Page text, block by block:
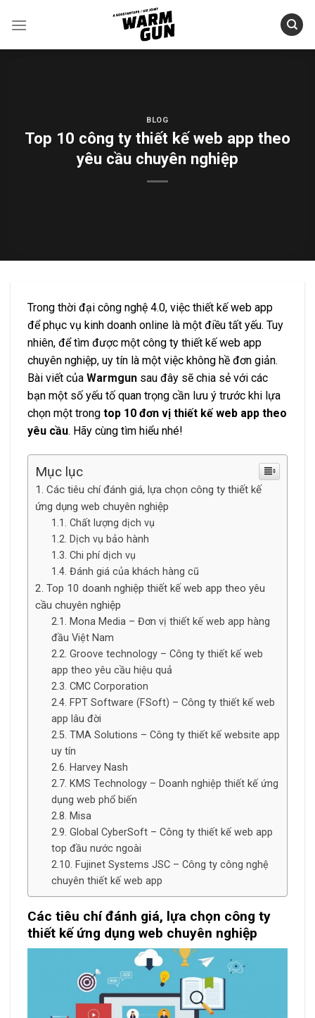
BLOG
Top 10 công ty thiết kế web app theo
yêu cầu chuyên nghiệp
Trong thời đại công nghệ 4.0, việc thiết kế web app
để phục vụ kinh doanh online là một điều tất yếu. Tuy
nhiên, để tìm được một công ty thiết kế web app
chuyên nghiệp, uy tín là một việc không hề đơn giản.
Bài viết của Warmgun sau đây sẽ chia sẻ với các
bạn một số yếu tố quan trọng cần lưu ý trước khi lựa
chọn một trong top 10 đơn vị thiết kế web app theo
yêu cầu. Hãy cùng tìm hiểu nhé!
Mục lục
Các tiêu chí đánh giá, lựa chọn công ty thiết kế
ứng dụng web chuyên nghiệp
Chất lượng dịch vụ
Dịch vụ bảo hành
Chi phí dịch vụ
Đánh giá của khách hàng cũ
Top 10 doanh nghiệp thiết kế web app theo yêu
cầu chuyên nghiệp
Mona Media – Đơn vị thiết kế web app hàng
đầu Việt Nam
Groove technology – Công ty thiết kế web
app theo yêu cầu hiệu quả
CMC Corporation
FPT Software (FSoft) – Công ty thiết kế web
app lâu đời
TMA Solutions – Công ty thiết kế website app
uy tín
Harvey Nash
KMS Technology – Doanh nghiệp thiết kế ứng
dụng web phổ biến
Misa
Global CyberSoft – Công ty thiết kế web app
top đầu nước ngoài
Fujinet Systems JSC – Công ty công nghệ
chuyên thiết kế web app
Các tiêu chí đánh giá, lựa chọn công ty
thiết kế ứng dụng web chuyên nghiệp